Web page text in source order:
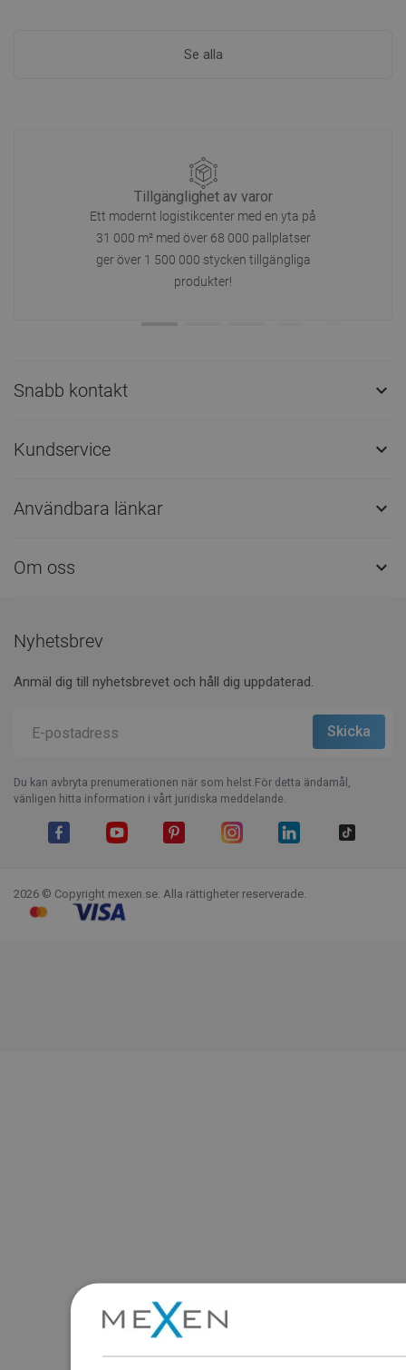
Se alla
Tillgänglighet av varor
Ett modernt logistikcenter med en yta på
31 000 m² med över 68 000 pallplatser
ger över 1 500 000 stycken tillgängliga
produkter!
Snabb kontakt 
Kundservice 
Användbara länkar 
Om oss 
Nyhetsbrev
Anmäl dig till nyhetsbrevet och håll dig uppdaterad.
Du kan avbryta prenumerationen när som helst.För detta ändamål,
vänligen hitta information i vårt juridiska meddelande.
2026 © Copyright mexen.se. Alla rättigheter reserverade.